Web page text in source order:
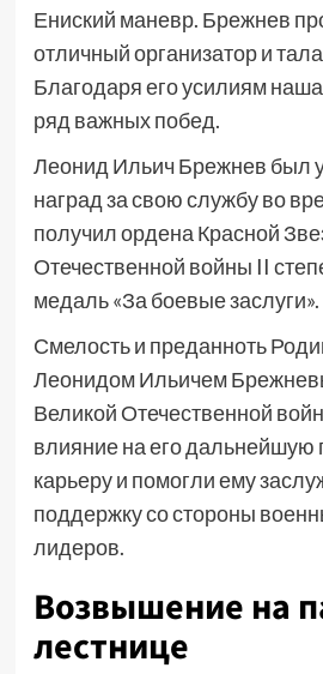
Ениский маневр. Брежнев
отличный организатор и
Благодаря его усилиям
ряд важных побед.
Леонид Ильич Брежнев был
наград за свою службу во
получил ордена Красной
Отечественной войны II
медаль «За боевые заслуги».
Смелость и преданноть
Леонидом Ильичем
Великой Отечественной
влияние на его дальнейшую
карьеру и помогли ему
поддержку со стороны
лидеров.
Возвышение на
лестнице